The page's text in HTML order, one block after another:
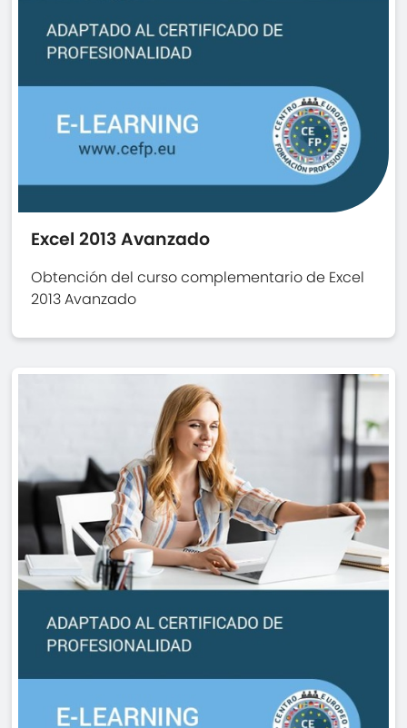
Excel 2013 Avanzado
Obtención del curso complementario de Excel
2013 Avanzado